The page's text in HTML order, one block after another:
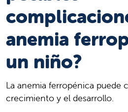
anemia
un niño?
La anemia ferropénica puede
crecimiento y el desarrollo.